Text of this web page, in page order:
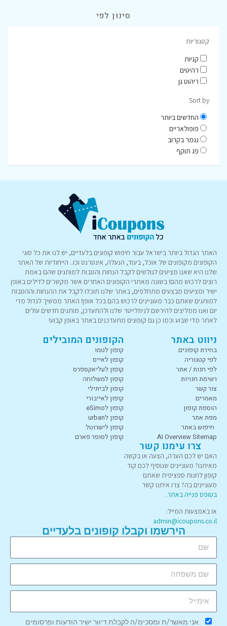
סינון לפי
קטגוריות
קניות
רהיטים
ריהוט גן
Sort by
החדשים ביותר
פופולאריים
נגמר בקרוב
פג תוקף
האתר הגדול ביותר בישראל עבור חיפוש קופונים בלעדיים, יש לנו את כל סוגי
הקופונים מקופונים של אוכל, ביגוד, הנעלה, אינטרנט וכו.. הייחודיות של האתר
שלנו היא שאנו מציעים לגולשים לקבל הנחות והטבות למותגים שהם באמת
רוצים לרכוש מהם! בשונה מאתרי הקופונים האחרים אשר מקשרים לדילים באופן
ישיר ומציעים מבצעים מתחלפים, באתר שלנו תוכלו לקבל את ההנחות וההטבות
למותגים שאתם כבר מעוניינים לרכוש בהם בכל אופן! האתר ממשיך לגדול מדי
יום ואנו ממליצים להירשם לניוזלייטר שלנו ולהתעדכן, מותגים חדשים עולים
לאתר מדי שבוע וכמו כן גם קופונים מתעדכנים באתר באופן קבוע!
ניווט באתר
בחירת קופונים
לפי קטגוריה
לפי חנות / אתר
רשימת חנויות
צור קשר
מאמרים
הוספת קופון
מפת אתר
חיפוש באתר
AI Overview Sitemap
הקופונים המובילים
קופון לטמו
קופון לאייס
קופון לעליאקספרס
קופון למשלוחה
קופון לביתילי
קופון לאייבורי
קופון לeSimo
קופון לurban
קופון לישרוטל
קופון לסופר פארם
צרו עימנו קשר
האם יש לכם הערה, הצעה או בקשה
מאיתנו? מעוניינים שנוסיף לכם קוד
קופון לחנות ספציפית שאתם
מעוניינים בה? צרו איתנו קשר
בטופס פנייה באתר.
או באמצעות המייל:
admin@icoupons.co.il
הירשמו וקבלו קופונים בלעדיים
אני מאשר/ת ומסכימ/ה לקבלת דיוור ישיר הודעות ופרסומים